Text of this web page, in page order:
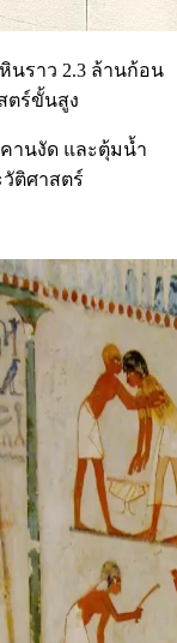
นราว 2.3 ล้านก้อน
ตร์ขั้นสูง
านงัด และตุ้มน้ำ
ติศาสตร์